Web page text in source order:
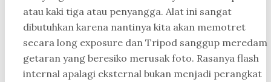
atau kaki tiga atau penyangga. Alat ini sangat
dibutuhkan karena nantinya kita akan memotret
secara long exposure dan Tripod sanggup meredam
getaran yang beresiko merusak foto. Rasanya flash
internal apalagi eksternal bukan menjadi perangkat